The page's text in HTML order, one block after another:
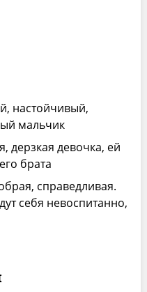
настойчивый,
мальчик
дерзкая девочка, ей
брата
справедливая.
себя невоспитанно,